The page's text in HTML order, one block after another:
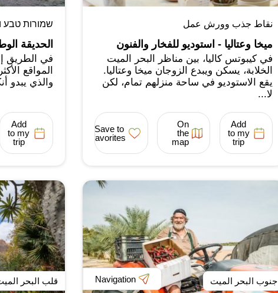
نقاط جذب وورش عمل
ميخا وعتاليا - استوديو للفخار والفنون
في كيبوتس كاليا، بين مناظر البحر الميت
الخلابة، يسكن ويبدع الزوجان ميخا وعتاليا.
يقع الاستوديو في ساحة منزلهم تمام، لكن
لا...
Add
to my
trip
On
the
map
Save to
favorites
שמורות טבע
الحديقة
في الطريق
المواقع
والذي يبدو
Add
to my
trip
جنوب البحر الميت Navigation قلب البحر